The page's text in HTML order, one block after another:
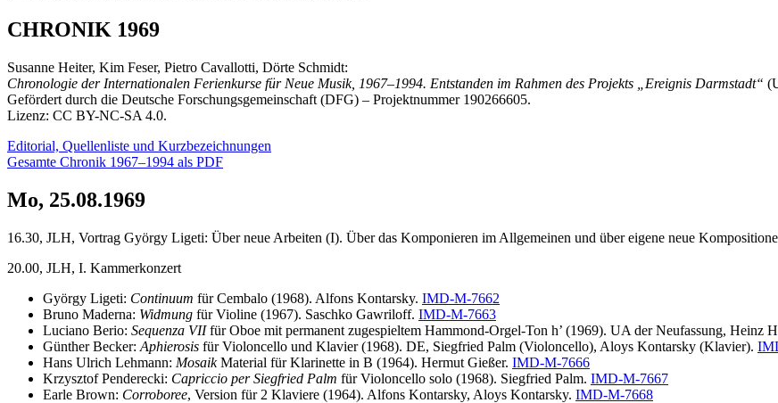
CHRONIK 1969
Susanne Heiter, Kim Feser, Pietro Cavallotti, Dörte Schmidt:
Chronologie der Internationalen Ferienkurse für Neue Musik, 1967–1994. Entstanden im Rahmen des Projekts „Ereignis Darmstadt“
Gefördert durch die Deutsche Forschungsgemeinschaft (DFG) – Projektnummer 190266605.
Lizenz: CC BY-NC-SA 4.0.
Editorial, Quellenliste und Kurzbezeichnungen
Gesamte Chronik 1967–1994 als PDF
Mo, 25.08.1969
16.30, JLH, Vortrag György Ligeti: Über neue Arbeiten (I). Über das Komponieren im Allgemeinen und über eigene neue
20.00, JLH, I. Kammerkonzert
György Ligeti: Continuum für Cembalo (1968). Alfons Kontarsky. IMD-M-7662
Bruno Maderna: Widmung für Violine (1967). Saschko Gawriloff. IMD-M-7663
Luciano Berio: Sequenza VIIfür Oboe mit permanent zugespieltem Hammond-Orgel-Ton h’ (1969). UA der Neufassung, Heinz
Günther Becker: Aphierosis für Violoncello und Klavier (1968). DE, Siegfried Palm (Violoncello), Aloys Kontarsky (Klavier).
Hans Ulrich Lehmann: MosaikMaterial für Klarinette in B (1964). Hermut Gießer. IMD-M-7666
Krzysztof Penderecki: Capriccio per Siegfried Palm für Violoncello solo (1968). Siegfried Palm. IMD-M-7667
Earle Brown: Corroboree, Version für 2 Klaviere (1964). Alfons Kontarsky, Aloys Kontarsky. IMD-M-7668